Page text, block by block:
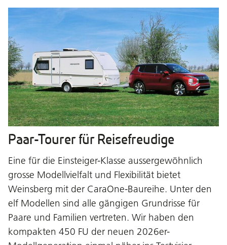
Paar-Tourer für Reisefreudige
Eine für die Einsteiger-Klasse aussergewöhnlich
grosse Modellvielfalt und Flexibilität bietet
Weinsberg mit der CaraOne-Baureihe. Unter den
elf Modellen sind alle gängigen Grundrisse für
Paare und Familien vertreten. Wir haben den
kompakten 450 FU der neuen 2026er-